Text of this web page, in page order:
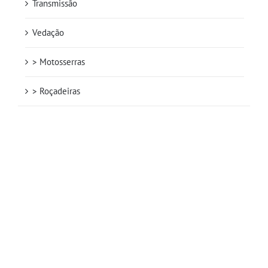
Transmissão
Vedação
> Motosserras
> Roçadeiras